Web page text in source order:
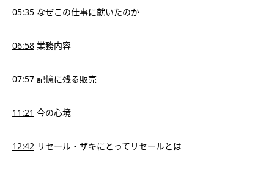
05:35 なぜこの仕事に就いたのか
06:58 業務内容
07:57 記憶に残る販売
11:21 今の心境
12:42 リセール・ザキにとってリセールとは